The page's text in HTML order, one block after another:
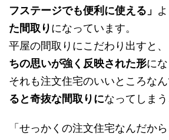
フステージでも便利に使える」
た間取り になっています。
平屋の間取りにこだわり出すと
ちの思いが強く反映された形に
それも注文住宅のいいところなん
ると奇抜な間取りになってしまう
「せっかくの注文住宅なんだか